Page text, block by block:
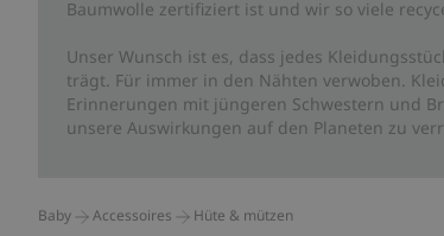
Baumwolle zertifiziert ist und wir so viele
Unser Wunsch ist es, dass jedes
trägt. Für immer in den Nähten verwoben.
Erinnerungen mit jüngeren Schwestern und
unsere Auswirkungen auf den Planeten zu
Baby Accessoires Hüte & mützen